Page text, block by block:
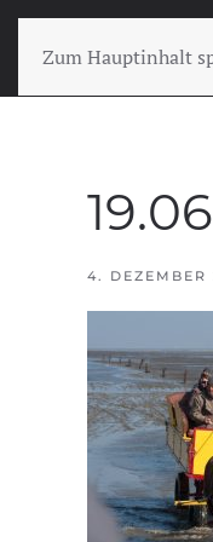
Zum Hauptinhalt
4. DEZEMBER